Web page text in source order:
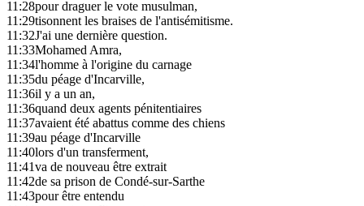
11:28pour draguer le vote musulman,
11:29tisonnent les braises de l'antisémitisme.
11:32J'ai une dernière question.
11:33Mohamed Amra,
11:34l'homme à l'origine du carnage
11:35du péage d'Incarville,
11:36il y a un an,
11:36quand deux agents pénitentiaires
11:37avaient été abattus comme des chiens
11:39au péage d'Incarville
11:40lors d'un transferment,
11:41va de nouveau être extrait
11:42de sa prison de Condé-sur-Sarthe
11:43pour être entendu